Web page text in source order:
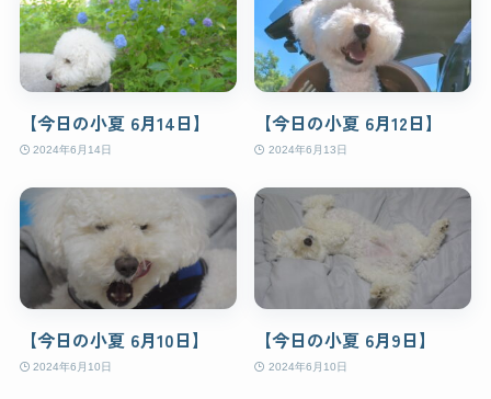
【今日の小夏 6月14日】
2024年6月14日
【今日の小夏 6月12日】
2024年6月13日
【今日の小夏 6月10日】
2024年6月10日
【今日の小夏 6月9日】
2024年6月10日